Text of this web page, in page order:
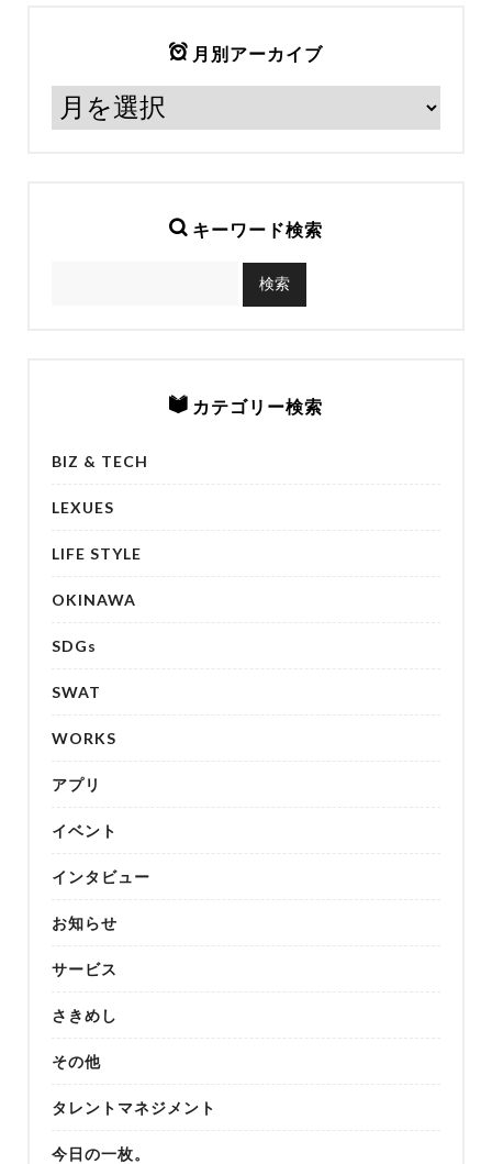
月別アーカイブ
キーワード検索
カテゴリー検索
BIZ & TECH
LEXUES
LIFE STYLE
OKINAWA
SDGs
SWAT
WORKS
アプリ
イベント
インタビュー
お知らせ
サービス
さきめし
その他
タレントマネジメント
今日の一枚。